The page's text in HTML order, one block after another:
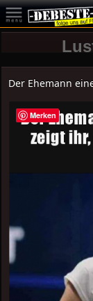
Der Ehemann
Merken